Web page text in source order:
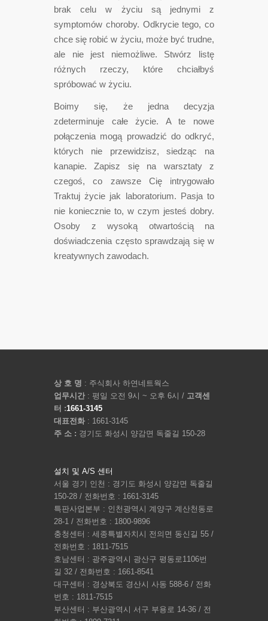
brak celu w życiu są jednymi z
symptomów choroby. Odkrycie tego, co
chce się robić w życiu, może być trudne,
ale nie jest niemożliwe. Stwórz listę
różnych rzeczy, które chciałbyś
spróbować w życiu.
Boimy się, że jedna decyzja
zdeterminuje całe życie. A te nowe
połączenia mogą prowadzić do odkryć,
których nie przewidzisz, siedząc na
kanapie. Zapisz się na warsztaty z
czegoś, co zawsze Cię intrygowało
Traktuj życie jak laboratorium. Pasja to
nie koniecznie to, w czym jesteś dobry.
Osoby z wysoką otwartością na
doświadczenia często sprawdzają się w
kreatywnych zawodach.
상 호 명 : 주식회사 하연네트웍스
업무시간 : 평일 오전 9시 ~ 오후 6시 / 고객센
터 :1661-3145
대표전화 : 1661-3145
주 소 : 경기도 화성시 양감면 독줄길 150-28
설치 및 A/S 센터
서울 경기 인천 : 경기도 화성시 양감면 독줄길
150-28 / 전화번호 : 1661-3145
특판사업본부 : 인천광역시 계양구 계산천동로
28-1 / 전화번호 : 1800-9896
충청센터 : 세종특별자치시 전의면 동신길 55 /
전화번호 : 1811-7515
호남센터 : 광주광역시 광산구 평동로1106번
길 32 / 전화번호 : 1661-8541
대구센터 : 경상북도 경산시 사동 588-6 / 전화
번호 : 1811-7515
부산센터 : 부산광역시 서구 부용로 14-36 / 전